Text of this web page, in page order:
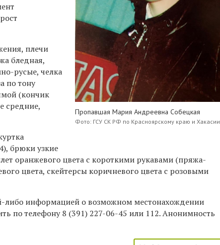
Пропавшая Мария Андреевна Собецкая
Фото: ГСУ СК РФ по Красноярскому краю и Хакасии
плечи
бледная,
русые, челка
по тону
(кончик
средние,
брюки узкие
оранжевого цвета с короткими рукавами (пряжа-
цвета, скейтерсы коричневого цвета с розовыми
либо информацией о возможном местонахождении
по телефону8 (391) 227-06-45 или 112. Анонимность